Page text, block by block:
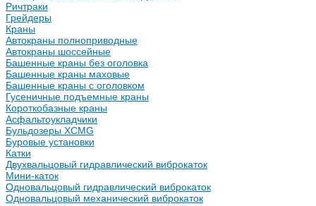
Ричтраки
Грейдеры
Краны
Автокраны полноприводные
Автокраны шоссейные
Башенные краны без оголовка
Башенные краны маховые
Башенные краны с оголовком
Гусеничные подъемные краны
Короткобазные краны
Асфальтоукладчики
Бульдозеры XCMG
Буровые установки
Катки
Двухвальцовый гидравлический виброкаток
Мини-каток
Одновальцовый гидравлический виброкаток
Одновальцовый механический виброкаток